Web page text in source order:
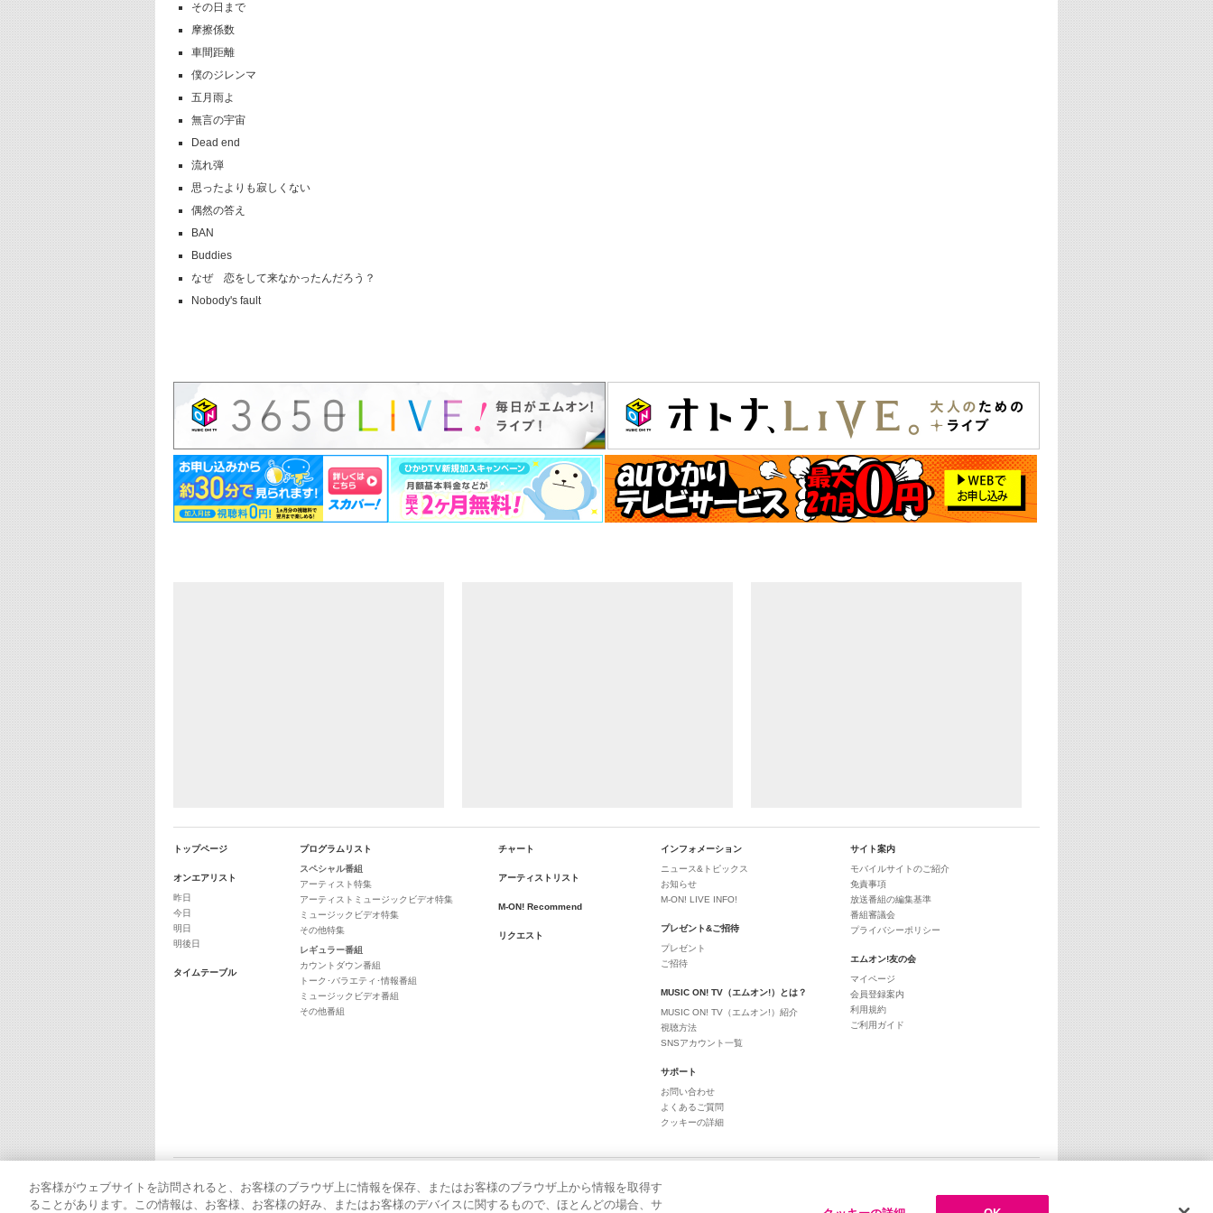
その日まで
摩擦係数
車間距離
僕のジレンマ
五月雨よ
無言の宇宙
Dead end
流れ弾
思ったよりも寂しくない
偶然の答え
BAN
Buddies
なぜ 恋をして来なかったんだろう？
Nobody's fault
トップページ
オンエアリスト
昨日
今日
明日
明後日
タイムテーブル
プログラムリスト
スペシャル番組
アーティスト特集
アーティストミュージックビデオ特集
ミュージックビデオ特集
その他特集
レギュラー番組
カウントダウン番組
トーク･バラエティ･情報番組
ミュージックビデオ番組
その他番組
チャート
アーティストリスト
M-ON! Recommend
リクエスト
インフォメーション
ニュース&トピックス
お知らせ
M-ON! LIVE INFO!
プレゼント&ご招待
プレゼント
ご招待
MUSIC ON! TV（エムオン!）とは？
MUSIC ON! TV（エムオン!）紹介
視聴方法
SNSアカウント一覧
サポート
お問い合わせ
よくあるご質問
クッキーの詳細
サイト案内
モバイルサイトのご紹介
免責事項
放送番組の編集基準
番組審議会
プライバシーポリシー
エムオン!友の会
マイページ
会員登録案内
利用規約
ご利用ガイド
お客様がウェブサイトを訪問されると、お客様のブラウザ上に情報を保存、またはお客様のブラウザ上から情報を取得す
ることがあります。この情報は、お客様、お客様の好み、またはお客様のデバイスに関するもので、ほとんどの場合、サ